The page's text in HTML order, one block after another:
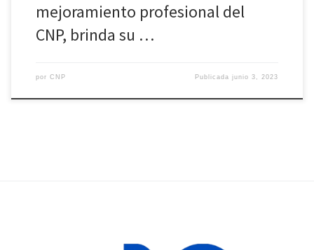
mejoramiento profesional del
CNP, brinda su …
por CNP Publicadajunio 3, 2023